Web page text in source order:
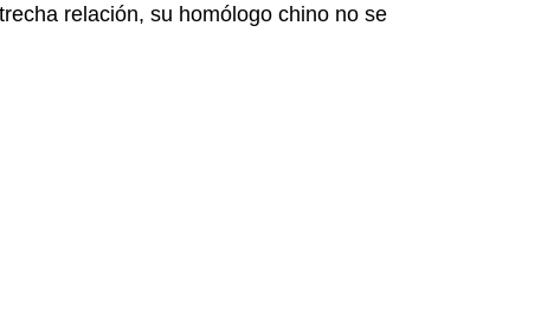
relación, su homólogo chino no se